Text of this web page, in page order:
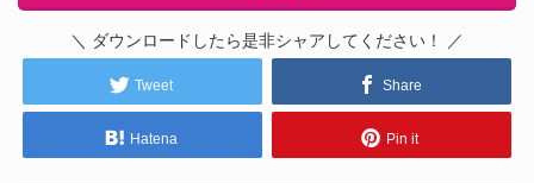
＼ ダウンロードしたら是非シャアしてください！ ／
Tweet Share
Hatena Pin it